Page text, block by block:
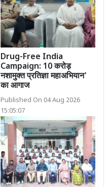
Drug-Free India
Campaign: 10 करोड़
नशामुक्त प्रतिज्ञा महाअभियान'
का आगाज
Published On 04 Aug 2026
15:05:07